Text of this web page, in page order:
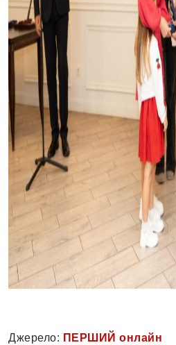
Джерело: ПЕРШИЙ онлайн